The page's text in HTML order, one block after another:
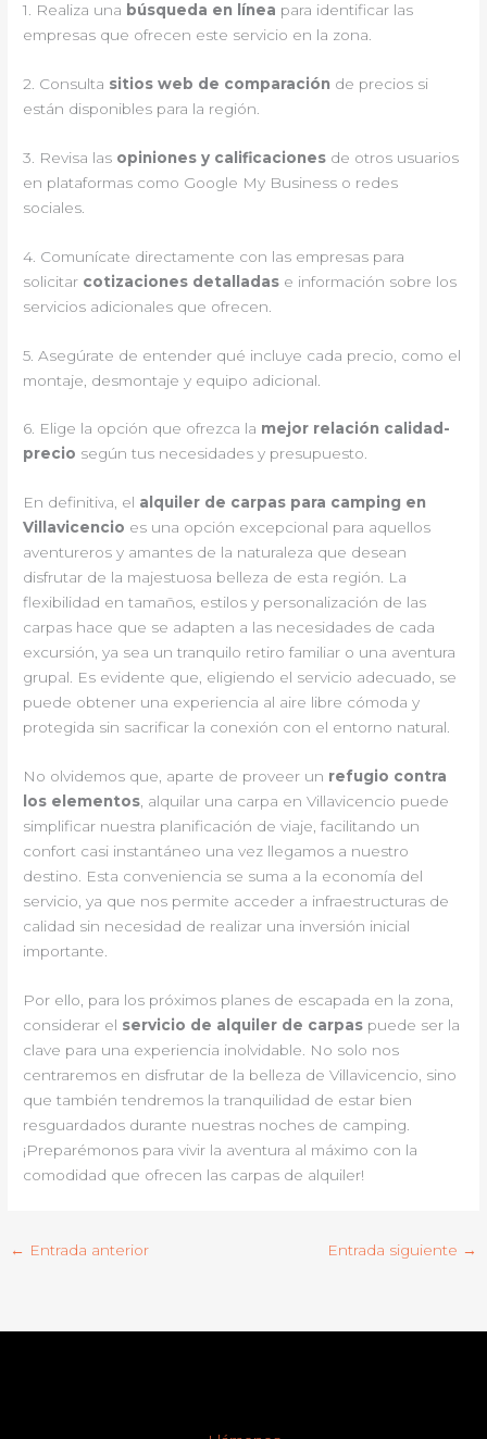
1. Realiza una búsqueda en línea para identificar las
empresas que ofrecen este servicio en la zona.
2. Consulta sitios web de comparación de precios si
están disponibles para la región.
3. Revisa las opiniones y calificaciones de otros usuarios
en plataformas como Google My Business o redes
sociales.
4. Comunícate directamente con las empresas para
solicitar cotizaciones detalladas e información sobre los
servicios adicionales que ofrecen.
5. Asegúrate de entender qué incluye cada precio, como el
montaje, desmontaje y equipo adicional.
6. Elige la opción que ofrezca la mejor relación calidad-
precio según tus necesidades y presupuesto.
En definitiva, el alquiler de carpas para camping en
Villavicencio es una opción excepcional para aquellos
aventureros y amantes de la naturaleza que desean
disfrutar de la majestuosa belleza de esta región. La
flexibilidad en tamaños, estilos y personalización de las
carpas hace que se adapten a las necesidades de cada
excursión, ya sea un tranquilo retiro familiar o una aventura
grupal. Es evidente que, eligiendo el servicio adecuado, se
puede obtener una experiencia al aire libre cómoda y
protegida sin sacrificar la conexión con el entorno natural.
No olvidemos que, aparte de proveer un refugio contra
los elementos , alquilar una carpa en Villavicencio puede
simplificar nuestra planificación de viaje, facilitando un
confort casi instantáneo una vez llegamos a nuestro
destino. Esta conveniencia se suma a la economía del
servicio, ya que nos permite acceder a infraestructuras de
calidad sin necesidad de realizar una inversión inicial
importante.
Por ello, para los próximos planes de escapada en la zona,
considerar el servicio de alquiler de carpas puede ser la
clave para una experiencia inolvidable. No solo nos
centraremos en disfrutar de la belleza de Villavicencio, sino
que también tendremos la tranquilidad de estar bien
resguardados durante nuestras noches de camping.
¡Preparémonos para vivir la aventura al máximo con la
comodidad que ofrecen las carpas de alquiler!
← Entrada anterior Entrada siguiente →